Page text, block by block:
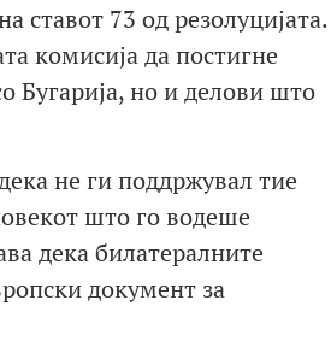
73 од резолуцијата.
комисија да постигне
Бугарија, но и делови што
не ги поддржувал тие
што го водеше
дека билатералните
документ за